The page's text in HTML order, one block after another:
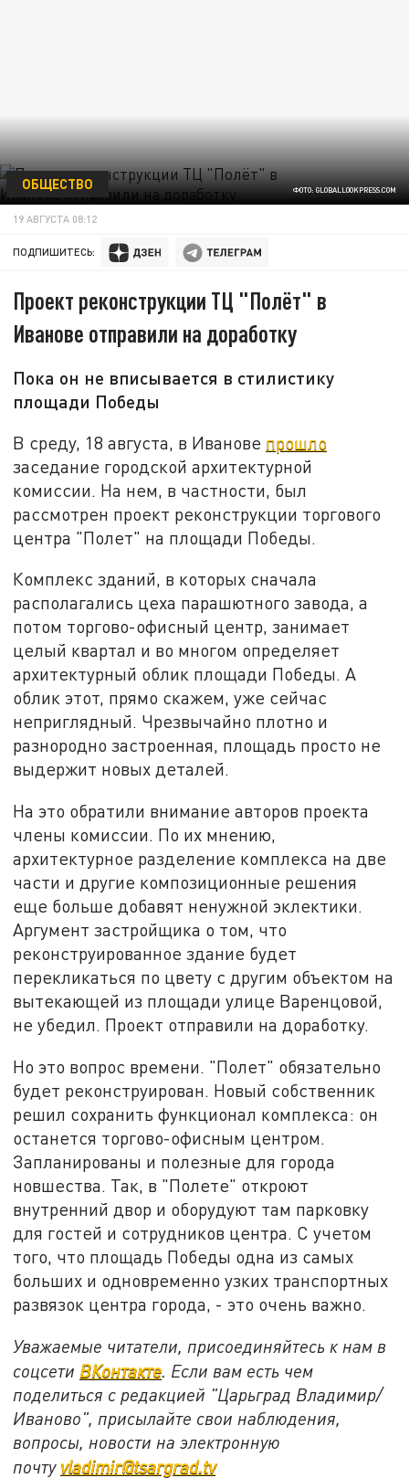
ФОТО: GLOBALLOOKPRESS.COM
ОБЩЕСТВО
19 АВГУСТА 08:12
ПОДПИШИТЕСЬ:
Проект реконструкции ТЦ "Полёт" в
Иванове отправили на доработку
Пока он не вписывается в стилистику
площади Победы
В среду, 18 августа, в Иванове прошло
заседание городской архитектурной
комиссии. На нем, в частности, был
рассмотрен проект реконструкции торгового
центра "Полет" на площади Победы.
Комплекс зданий, в которых сначала
располагались цеха парашютного завода, а
потом торгово-офисный центр, занимает
целый квартал и во многом определяет
архитектурный облик площади Победы. А
облик этот, прямо скажем, уже сейчас
неприглядный. Чрезвычайно плотно и
разнородно застроенная, площадь просто не
выдержит новых деталей.
На это обратили внимание авторов проекта
члены комиссии. По их мнению,
архитектурное разделение комплекса на две
части и другие композиционные решения
еще больше добавят ненужной эклектики.
Аргумент застройщика о том, что
реконструированное здание будет
перекликаться по цвету с другим объектом на
вытекающей из площади улице Варенцовой,
не убедил. Проект отправили на доработку.
Но это вопрос времени. "Полет" обязательно
будет реконструирован. Новый собственник
решил сохранить функционал комплекса: он
останется торгово-офисным центром.
Запланированы и полезные для города
новшества. Так, в "Полете" откроют
внутренний двор и оборудуют там парковку
для гостей и сотрудников центра. С учетом
того, что площадь Победы одна из самых
больших и одновременно узких транспортных
развязок центра города, - это очень важно.
Уважаемые читатели, присоединяйтесь к нам в
соцсети ВКонтакте . Если вам есть чем
поделиться с редакцией "Царьград Владимир/
Иваново", присылайте свои наблюдения,
вопросы, новости на электронную
почту vladimir@tsargrad.tv